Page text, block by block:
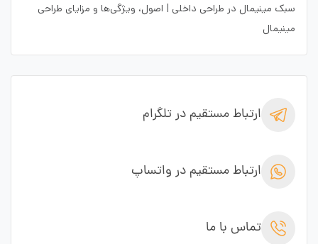
سبک مینیمال در طراحی داخلی | اصول، ویژگی‌ها و مزایای طراحی
مینیمال
ارتباط مستقیم در تلگرام
ارتباط مستقیم در واتساپ
تماس با ما